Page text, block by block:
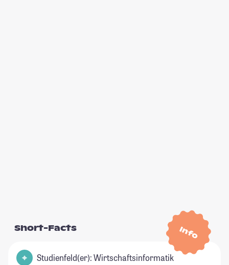
Info
Short-Facts
Studienfeld(er): Wirtschaftsinformatik